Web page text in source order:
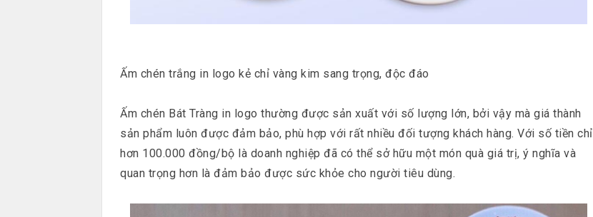
Ấm chén trắng in logo kẻ chỉ vàng kim sang trọng, độc đáo
Ấm chén Bát Tràng in logo thường được sản xuất với số lượng lớn, bởi vậy mà giá thành
sản phẩm luôn được đảm bảo, phù hợp với rất nhiều đối tượng khách hàng. Với số tiền chỉ
hơn 100.000 đồng/bộ là doanh nghiệp đã có thể sở hữu một món quà giá trị, ý nghĩa và
quan trọng hơn là đảm bảo được sức khỏe cho người tiêu dùng.